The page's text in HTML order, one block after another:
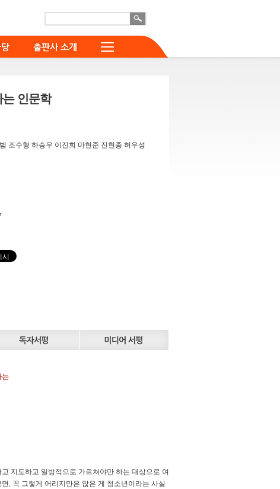
출판사 소개
인문학
조수형 하승우 이진희 마현준 진현종 허우성
는
지도하고 일방적으로 가르쳐야만 하는 대상으로 여
, 꼭 그렇게 어리지만은 않은 게 청소년이라는 사실